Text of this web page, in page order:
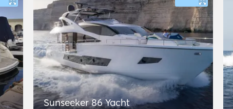
Sunseeker 86 Yacht